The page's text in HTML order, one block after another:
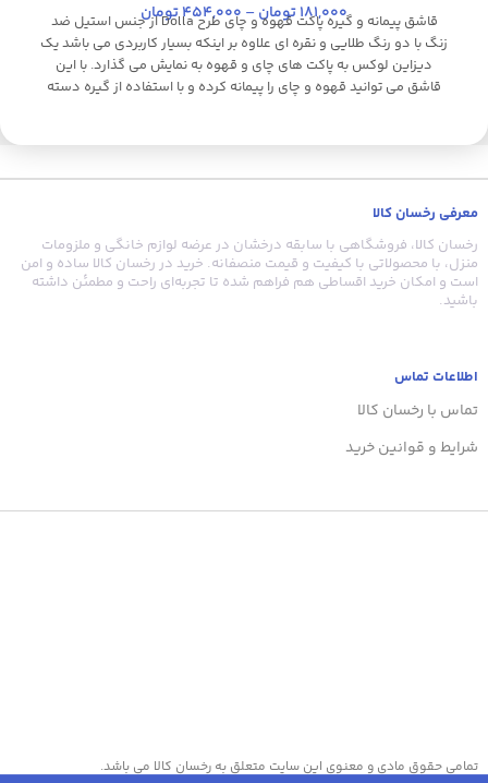
181,000تومان –
454,000تومانقاشق پیمانه و گیره پاکت قهوه و چای طرح Dolla از جنس استیل ضد
زنگ با دو رنگ طلایی و نقره ای علاوه بر اینکه بسیار کاربردی می باشد یک
دیزاین لوکس به پاکت های چای و قهوه به نمایش می گذارد. با این
قاشق می توانید قهوه و چای را پیمانه کرده و با استفاده از گیره دسته
معرفی رخسان کالا
رخسان کالا، فروشگاهی با سابقه درخشان در عرضه لوازم خانگی و ملزومات
منزل، با محصولاتی با کیفیت و قیمت منصفانه. خرید در رخسان کالا ساده و امن
است و امکان خرید اقساطی هم فراهم شده تا تجربه‌ای راحت و مطمئن داشته
باشید.
اطلاعات تماس
تماس با رخسان کالا
شرایط و قوانین خرید
تمامی حقوق مادی و معنوی این سایت متعلق به رخسان کالا می باشد.